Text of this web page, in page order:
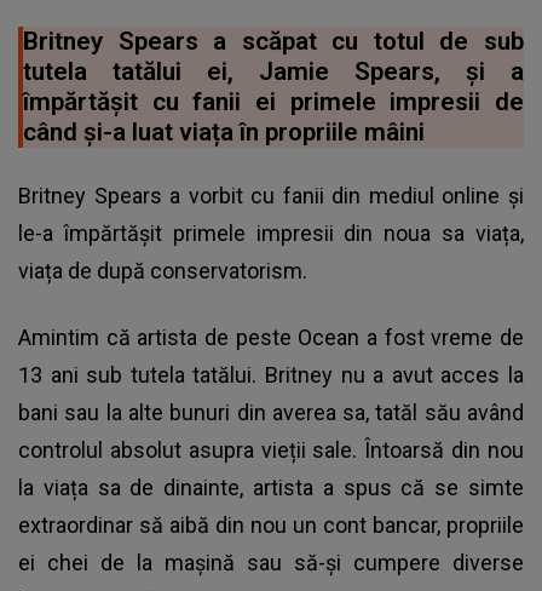
Britney Spears a scăpat cu totul de sub
tutela tatălui ei, Jamie Spears, și a
împărtășit cu fanii ei primele impresii de
când și-a luat viața în propriile mâini
Britney Spears a vorbit cu fanii din mediul online și
le-a împărtășit primele impresii din noua sa viața,
viața de după conservatorism.
Amintim că artista de peste Ocean a fost vreme de
13 ani sub tutela tatălui. Britney nu a avut acces la
bani sau la alte bunuri din averea sa, tatăl său având
controlul absolut asupra vieții sale. Întoarsă din nou
la viața sa de dinainte, artista a spus că se simte
extraordinar să aibă din nou un cont bancar, propriile
ei chei de la mașină sau să-și cumpere diverse